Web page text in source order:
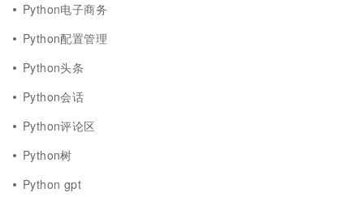
Python电子商务
Python配置管理
Python头条
Python会话
Python评论区
Python树
Python gpt